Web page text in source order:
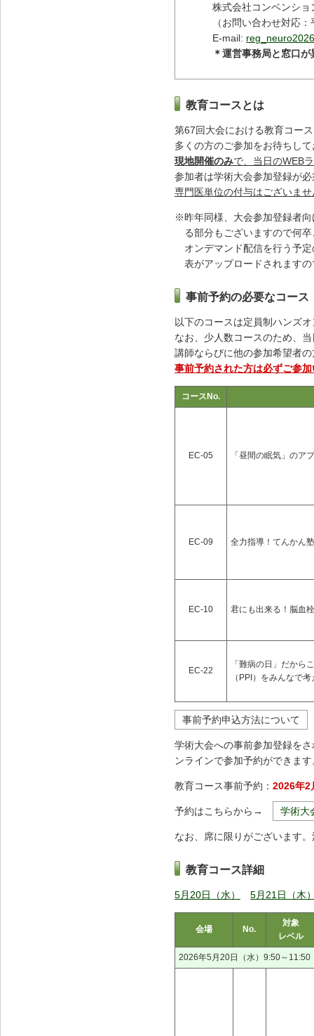
株式会社コンベンショ
（お問い合わせ対応
E-mail:
＊運営事務局と窓口
教育コースとは
第67回大会における教育コー
多くの方のご参加をお待ちし
現地開催のみで、当日のWEB
参加者は学術大会参加登録が
専門医単位の付与はございま
※昨年同様、大会参加登録者
る部分もございますので何
オンデマンド配信を行う予
表がアップロードされます
事前予約の必要なコース
以下のコースは定員制ハンズ
なお、少人数コースのため、
講師ならびに他の参加希望者
事前予約された方は必ずご参
コースNo.
EC-05 「昼間の眠気」のア
EC-09 全力指導！てんかん
EC-10 君にも出来る！脳⾎
EC-22
「難病の⽇」だから
（PPI）をみんなで
事前予約申込方法について
学術大会への事前参加登録を
ンラインで参加予約ができます
教育コース事前予約： 2026年2
予約はこちらから→ 学術大
なお、席に限りがございます
教育コース詳細
5月20日（水） 5月21日（木
会場 No.
対象
レベル
2026年5月20日（水）9:50～11:50